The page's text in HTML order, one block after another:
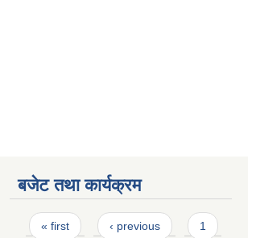
बजेट तथा कार्यक्रम
Pages
« first ‹ previous
1